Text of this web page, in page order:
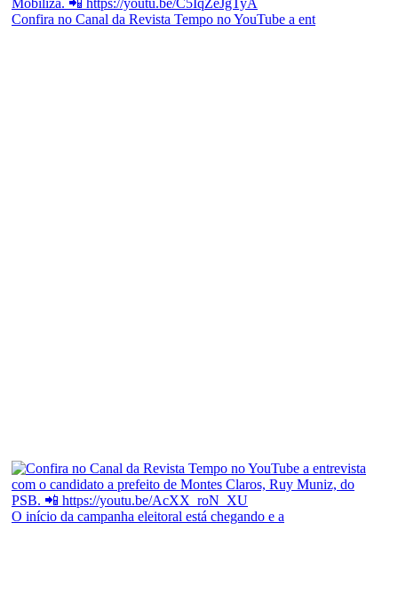
Confira no Canal da Revista Tempo no YouTube a ent
O início da campanha eleitoral está chegando e a